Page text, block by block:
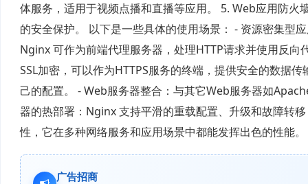
体服务，适用于视频点播和直播等应用。 5. Web应用防
的安全保护。 以下是一些具体的使用场景： - 资源密集型
Nginx 可作为前端代理服务器，处理HTTP请求并使用反向
SSL加密，可以作为HTTPS服务的终端，提供安全的数据
己的配置。 - Web服务器整合：与其它Web服务器如
器的热部署：Nginx 支持平滑的重载配置、升级和故障转
性，它在多种网络服务和应用场景中都能发挥出色的性能。
广告招商